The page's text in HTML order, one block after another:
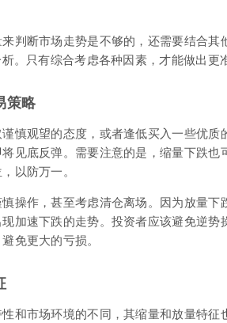
判断市场走势是不够的，还需要结合
。只有综合考虑各种因素，才能做出更
策略
慎观望的态度，或者逢低买入一些优
见底反弹。需要注意的是，缩量下跌
以防万一。
操作，甚至考虑清仓离场。因为放量下
加速下跌的走势。投资者应该避免逆势
免更大的亏损。
和市场环境的不同，其缩量和放量特